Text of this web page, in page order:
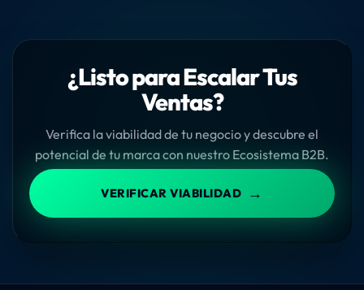
¿Listo para Escalar Tus
Ventas?
Verifica la viabilidad de tu negocio y descubre el
potencial de tu marca con nuestro Ecosistema B2B.
VERIFICAR VIABILIDAD →